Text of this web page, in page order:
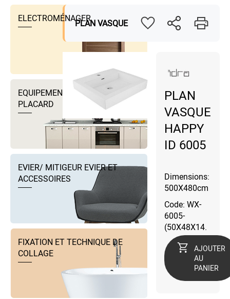
ELECTROMÉNAGER
EQUIPEMENTS DRESSING ET
PLACARD
EVIER/ MITIGEUR EVIER ET
ACCESSOIRES
FIXATION ET TECHNIQUE DE
COLLAGE
PLAN VASQUE
PLAN
VASQUE
HAPPY
ID 6005
Dimensions:
500X480cm
Code: WX-
6005-
(50X48X14.
AJOUTER
AU
PANIER